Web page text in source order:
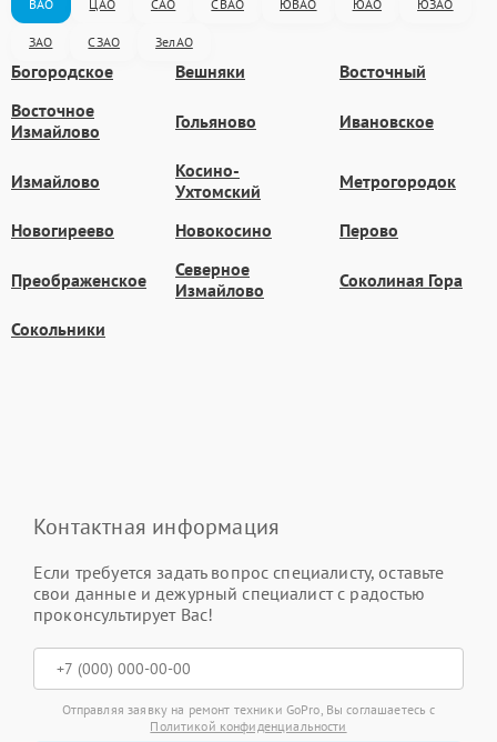
ВАО ЦАО САО СВАО ЮВАО ЮАО ЮЗАО
ЗАО СЗАО ЗелАО
Богородское Вешняки
Восточный
Восточное
Измайлово
Гольяново Ивановское
Измайлово
Косино-
Ухтомский
Метрогородок
Новогиреево Новокосино Перово
Преображенское
Северное
Измайлово
Соколиная Гора
Сокольники
Контактная информация
Если требуется задать вопрос специалисту, оставьте
свои данные и дежурный специалист с радостью
проконсультирует Вас!
Отправляя заявку на ремонт техники GoPro, Вы соглашаетесь с
Политикой конфиденциальности